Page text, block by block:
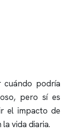
cuándo podría
pero sí es
el impacto de
vida diaria.